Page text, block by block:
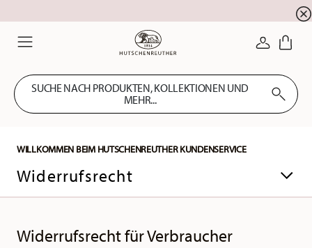
Summer SALE! Sichern Sie sich 5% EXTRA-
SUCHE NACH PRODUKTEN, KOLLEKTIONEN UND
MEHR...
WILLKOMMEN BEIM HUTSCHENREUTHER KUNDENSERVICE
Widerrufsrecht
Widerrufsrecht für Verbraucher